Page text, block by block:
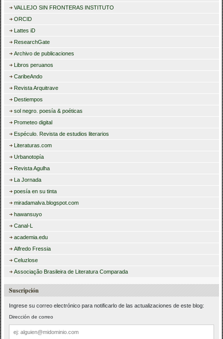
VALLEJO SIN FRONTERAS INSTITUTO
ORCID
Lattes iD
ResearchGate
Archivo de publicaciones
Libros peruanos
CaribeAndo
Revista Arquitrave
Destiempos
sol negro. poesía & poéticas
Prometeo digital
Espéculo. Revista de estudios literarios
Literaturas.com
Urbanotopía
Revista Agulha
La Jornada
poesía en su tinta
miradamalva.blogspot.com
hawansuyo
Canal-L
academia.edu
Alfredo Fressia
Celuzlose
Associação Brasileira de Literatura Comparada
Suscripción
Ingrese su correo electrónico para notificarlo de las actualizaciones de este blog:
Dirección de correo
Dirección
de
correo